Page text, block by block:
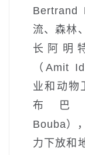
流、森林
长阿明
（Amit
业和动物
布巴
Bouba）
力下放和